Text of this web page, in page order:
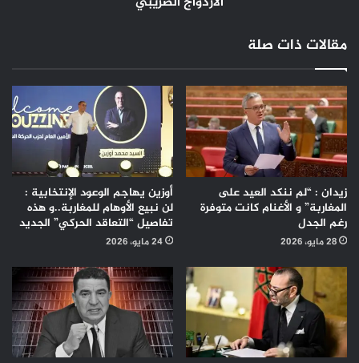
الاقتصادية بمجلس النواب التي ستدشن ابتداء من الأربعاء المقبل
الدخول البرلماني الجديد.
المصدر : وكالة المغرب العربي للأنباء
مقالات ذات صلة
زيدان : “لم ننكد العيد على
المغاربة” و الأغنام كانت متوفرة
رغم الجدل
28 مايو، 2026
أوزين يهاجم الوعود الإنتخابية :
لن نبيع الأوهام للمغاربة..و هذه
تفاصيل “التعاقد الحركي” الجديد
24 مايو، 2026